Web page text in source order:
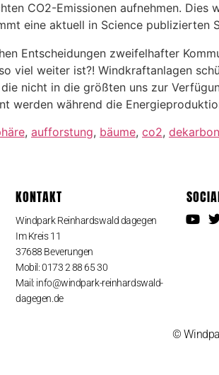
CO2-​Emissionen aufnehmen.
eine aktuell in Science publizierten
Entscheidungen zweifelhafter
viel weiter ist?! Windkraftanlagen
nicht in die größten uns zur
werden während die
, aufforstung, bäume, co2,
KONTAKT
Windpark Reinhardswald dagegen
Im Kreis 11
37688 Beverungen
Mobil: 0173 2 88 65 30
Mail: info@windpark-reinhardswald-
dagegen.de
©